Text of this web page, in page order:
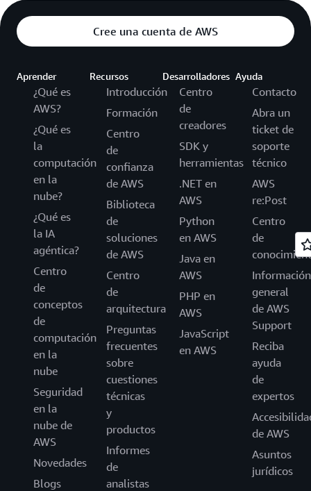
Cree una cuenta de AWS
Aprender
¿Qué es
AWS?
¿Qué es
la
computación
en la
nube?
¿Qué es
la IA
agéntica?
Centro
de
conceptos
de
computación
en la
nube
Seguridad
en la
nube de
AWS
Novedades
Blogs
Recursos
Introducción
Formación
Centro
de
confianza
de AWS
Biblioteca
de
soluciones
de AWS
Centro
de
arquitectura
Preguntas
frecuentes
sobre
cuestiones
técnicas
y
productos
Informes
de
analistas
Desarrolladores
Centro
de
creadores
SDK y
herramientas
.NET en
AWS
Python
en AWS
Java en
AWS
PHP en
AWS
JavaScript
en AWS
Ayuda
Contacto
Abra un
ticket de
soporte
técnico
AWS
re:Post
Centro
de
Información
general
de AWS
Support
Reciba
ayuda
de
expertos
de AWS
Asuntos
jurídicos